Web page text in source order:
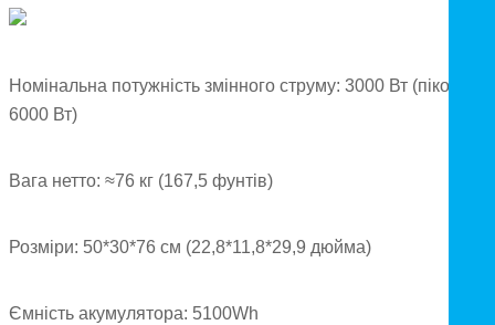
Номінальна потужність змінного струму: 3000 Вт (пікова
6000 Вт)
Вага нетто: ≈76 кг (167,5 фунтів)
Розміри: 50*30*76 см (22,8*11,8*29,9 дюйма)
Ємність акумулятора: 5100Wh